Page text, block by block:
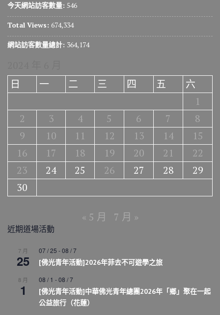
今天網站訪客數量: 546
Total Views: 674,334
網站訪客數量總計: 364,174
日
一 二 三 四 五
六
1
2
3 4 5 6 7
8
9
10 11 12 13 14
15
16
17 18 19 20 21
22
23
24 25 26 27 28
29
30
« 5 月 7 月 »
近期道場活動
7 月
25
07 / 25 -08 / 7
[佛光青年活動]2026年菲去不可遊學之旅
8 月
1
08 / 1 -08 / 7
[佛光青年活動]中華佛光青年總團2026年「鄉」聚在一起
公益旅行（花蓮）